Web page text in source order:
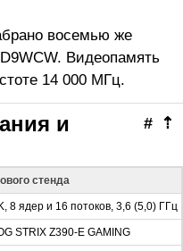
восемью же
Видеопамять
14 000 МГц.
⇡
#
и
стенда
8 ядер и 16 потоков, 3,6 (5,0) ГГц
STRIX Z390-E GAMING